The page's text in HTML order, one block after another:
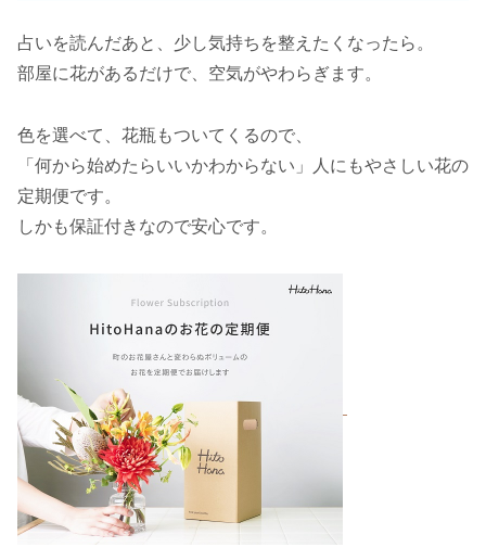
占いを読んだあと、少し気持ちを整えたくなったら。
部屋に花があるだけで、空気がやわらぎます。
色を選べて、花瓶もついてくるので、
「何から始めたらいいかわからない」人にもやさしい花の
定期便です。
しかも保証付きなので安心です。